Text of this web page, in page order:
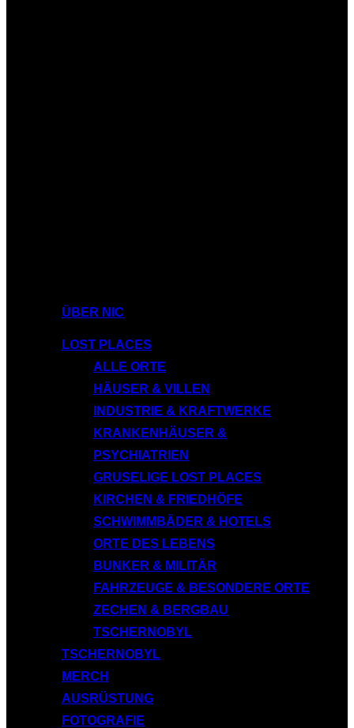
ÜBER NIC
LOST PLACES
ALLE ORTE
HÄUSER & VILLEN
INDUSTRIE & KRAFTWERKE
KRANKENHÄUSER &
PSYCHIATRIEN
GRUSELIGE LOST PLACES
KIRCHEN & FRIEDHÖFE
SCHWIMMBÄDER & HOTELS
ORTE DES LEBENS
BUNKER & MILITÄR
FAHRZEUGE & BESONDERE ORTE
ZECHEN & BERGBAU
TSCHERNOBYL
TSCHERNOBYL
MERCH
AUSRÜSTUNG
FOTOGRAFIE